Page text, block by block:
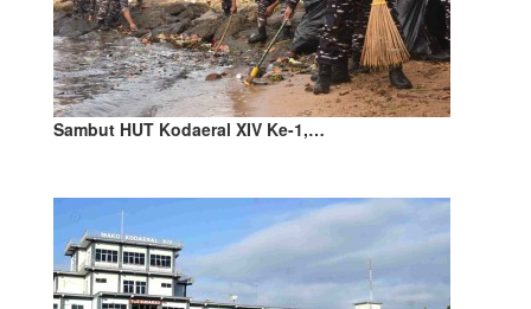
Sambut HUT Kodaeral XIV Ke-1,…